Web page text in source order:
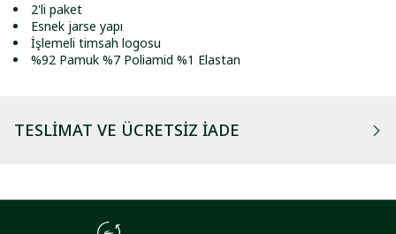
2'li paket
Esnek jarse yapı
İşlemeli timsah logosu
%92 Pamuk %7 Poliamid %1 Elastan
TESLIMAT VE ÜCRETSIZ İADE